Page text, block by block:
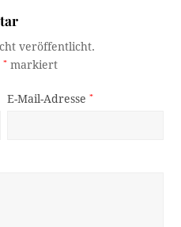
veröffentlicht.
* markiert
E-Mail-Adresse*